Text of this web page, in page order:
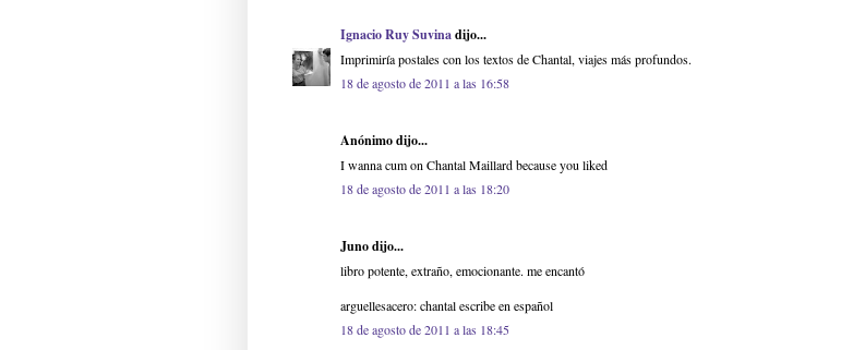
Ignacio Ruy Suvinadijo...
Imprimiría postales con los textos de Chantal, viajes más profundos.
18 de agosto de 2011 a las 16:58
Anónimo dijo...
I wanna cum on Chantal Maillard because you liked
18 de agosto de 2011 a las 18:20
Juno dijo...
libro potente, extraño, emocionante. me encantó
arguellesacero: chantal escribe en español
18 de agosto de 2011 a las 18:45